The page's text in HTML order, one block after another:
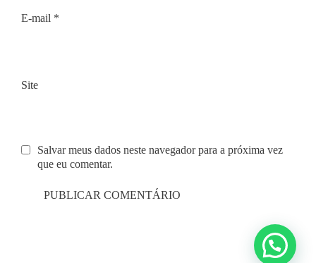
E-mail *
Site
Salvar meus dados neste navegador para a próxima vez
que eu comentar.